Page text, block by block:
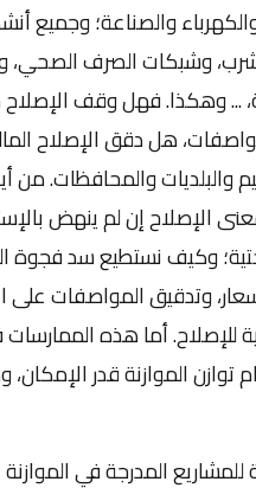
والصناعة؛ وجميع
وشبكات الصرف
... وهكذا. فهل وقف
هل دقق الإصلاح
والبلديات والمحافظات. من
الإصلاح إن لم ينهض
وكيف نستطيع سد فجوة
وتدقيق المواصفات
للإصلاح. أما هذه
توازن الموازنة قدر